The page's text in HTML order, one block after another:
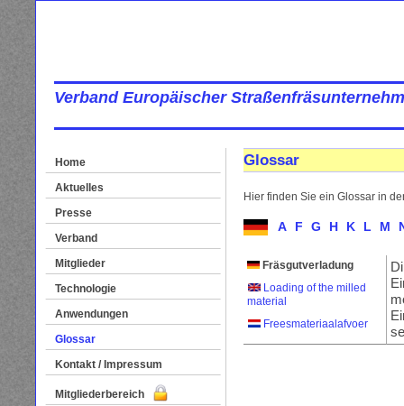
Verband Europäischer
Home
Aktuelles
Presse
Verband
Mitglieder
Technologie
Anwendungen
Glossar
Kontakt / Impressum
Mitgliederbereich
Glossar
Hier finden Sie ein Glossar in
A F G H K L M
Fräsgutverladung
Loading of the milled
material
Freesmateriaalafvoer